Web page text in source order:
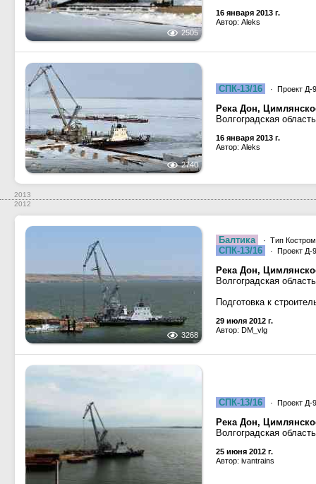
2505
16 января 2013 г.
Автор: Aleks
2740
СПК-13/16 · Проект Д-
Река Дон,
Волгоградская
16 января 2013 г.
Автор: Aleks
2013
2012
3268
Балтика · Тип
СПК-13/16 · Проект Д-
Река Дон,
Волгоградская
Подготовка к
29 июля 2012 г.
Автор: DM_vlg
СПК-13/16 · Проект Д-
Река Дон,
Волгоградская
25 июня 2012 г.
Автор: ivantrains